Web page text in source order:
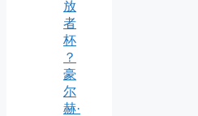
放
者
杯
？
豪
尔
赫·